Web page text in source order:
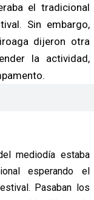
el tradicional
Sin embargo,
dijeron otra
la actividad,
mediodía estaba
esperando el
Pasaban los